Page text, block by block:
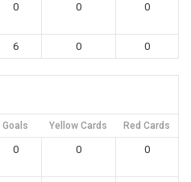
0 0 0
6 0 0
Goals Yellow Cards Red Cards
0 0 0